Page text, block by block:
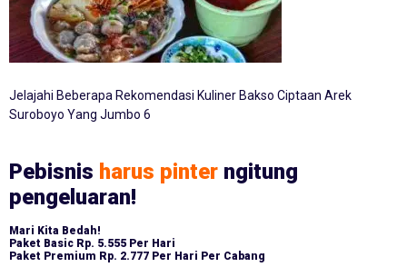
Jelajahi Beberapa Rekomendasi Kuliner Bakso Ciptaan Arek
Suroboyo Yang Jumbo 6
Pebisnis harus pinter ngitung
pengeluaran!
Mari Kita Bedah!
Paket Basic Rp. 5.555 Per Hari
Paket Premium Rp. 2.777 Per Hari Per Cabang